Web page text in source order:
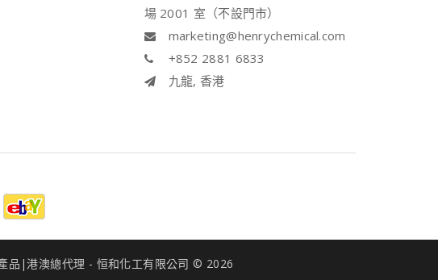
場 2001 室（不設門市）
marketing@henrychemical.com
+852 2881 6833
九龍, 香港
品|港澳總代理 - 恒和化工有限公司 © 2026